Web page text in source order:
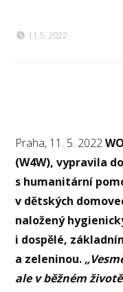
11.5. 2022
Praha, 11. 5. 2022
(W4W), vypravila
s humanitární
v dětských
naložený
i dospělé,
a zeleninou.
ale v běžném